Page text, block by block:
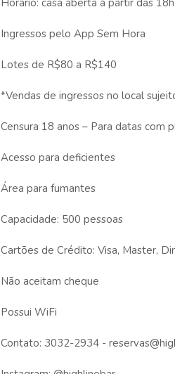
Horário: casa aberta a partir das 18h
Ingressos pelo App Sem Hora
Lotes de R$80 a R$140
*Vendas de ingressos no local
Censura 18 anos – Para datas com
Acesso para deficientes
Área para fumantes
Capacidade: 500 pessoas
Cartões de Crédito: Visa, Master,
Não aceitam cheque
Possui WiFi
Contato: 3032-2934 -